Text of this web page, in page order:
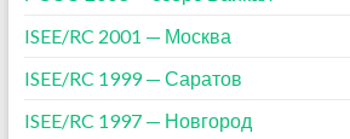
ISEE/RC 2001 — Москва
ISEE/RC 1999 — Саратов
ISEE/RC 1997 — Новгород